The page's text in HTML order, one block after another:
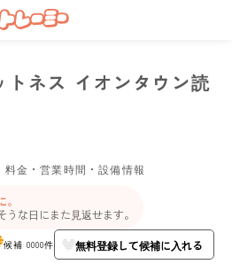
トネス イオンタウン読
金・営業時間・設備情報
な日にまた見返せます。
候補 0000件 無料登録して候補に入れる